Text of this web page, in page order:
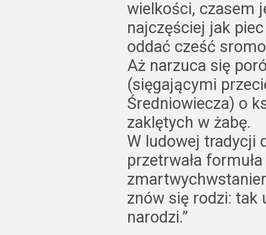
wielkości, czasem
najczęściej jak
oddać cześć
Aż narzuca się
(sięgającymi
Średniowiecza) o
zaklętych w żabę.
W ludowej tradycji
przetrwała
znów się rodzi: tak
narodzi.”